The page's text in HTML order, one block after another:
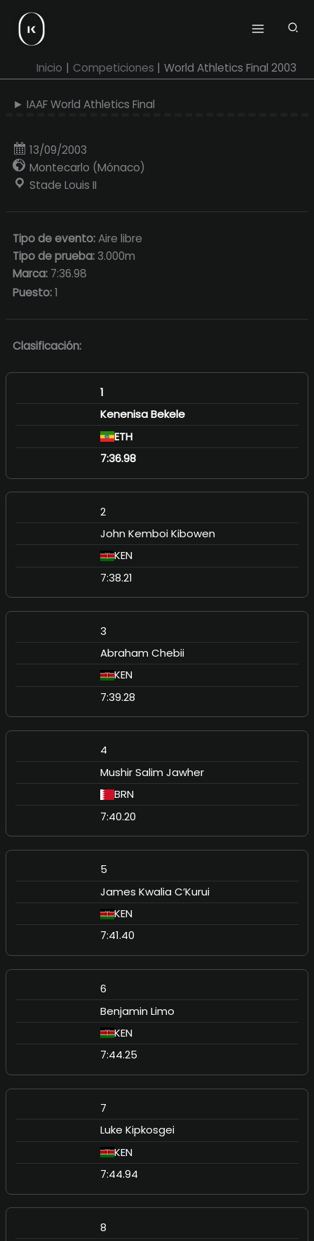
contenido
Inicio
Competiciones World Athletics Final 2003
► IAAF World Athletics Final
13/09/2003
Montecarlo (Mónaco)
Stade Louis II
Tipo de evento:Aire libre
Tipo de prueba: 3.000m
Marca: 7:36.98
Puesto:1
Clasificación:
1
Kenenisa Bekele
ETH
7:36.98
2
John Kemboi Kibowen
KEN
7:38.21
3
Abraham Chebii
KEN
7:39.28
4
Mushir Salim Jawher
BRN
7:40.20
5
James Kwalia C’Kurui
KEN
7:41.40
6
Benjamin Limo
KEN
7:44.25
7
Luke Kipkosgei
KEN
7:44.94
8